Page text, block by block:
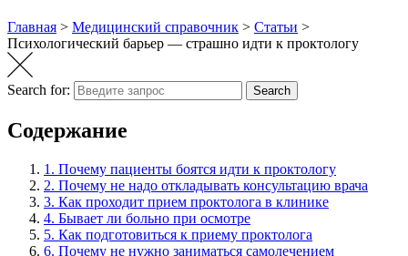
Главная > Медицинский справочник > Статьи >
Психологический барьер — страшно идти к проктологу
Search for: Search
Содержание
1. Почему пациенты боятся идти к проктологу
2. Почему не надо откладывать консультацию врача
3. Как проходит прием проктолога в клинике
4. Бывает ли больно при осмотре
5. Как подготовиться к приему проктолога
6. Почему не нужно заниматься самолечением